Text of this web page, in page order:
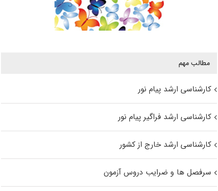
مطالب مهم
کارشناسی ارشد پیام نور
کارشناسی ارشد فراگیر پیام نور
کارشناسی ارشد خارج از کشور
سرفصل ها و ضرایب دروس آزمون